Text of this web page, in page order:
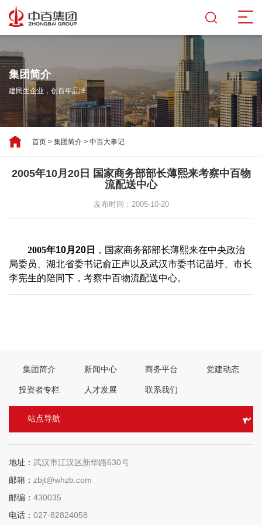
集团简介
建民生企业，创百年品牌
首页 > 集团简介 > 中百大事记
2005年10月20日 国家商务部部长薄熙来考察中百物
流配送中心
发布时间：2005-10-20
2005年10月20 日
，国家商务部部长薄熙来在中央政治
局委员、湖北省委书记俞正声以及武汉市委书记苗圩、市长
李宪生的陪同下，考察中百物流配送中心。
集团简介 新闻中心 商务平台 党建动态
投资者专栏 人才发展 联系我们
地址： 武汉市江汉区新华路630号
邮箱： zbjt@whzb.com
邮编： 430035
电话： 027-82824058